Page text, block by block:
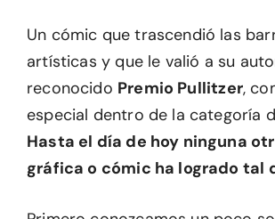
Un cómic que trascendió las
artísticas y que le valió a su
reconocido Premio Pullitzer,
especial dentro de la categoría
Hasta el día de hoy ninguna
gráfica o cómic ha logrado tal